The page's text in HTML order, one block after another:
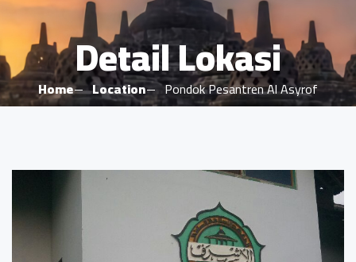
Detail Lokasi
Home Location Pondok Pesantren Al Asyrof